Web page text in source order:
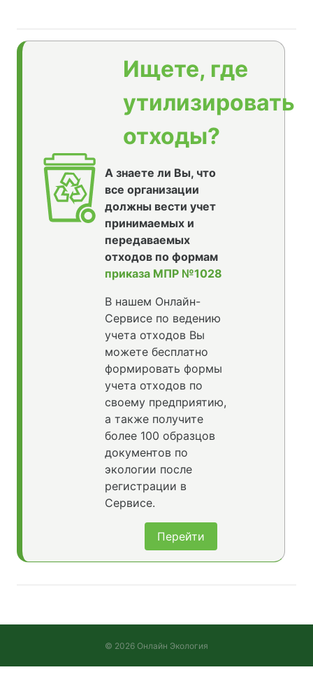
Ищете, где
утилизировать
отходы?
А знаете ли Вы, что
все организации
должны вести учет
принимаемых и
передаваемых
отходов по формам
приказа МПР №1028
В нашем Онлайн-
Сервисе по ведению
учета отходов Вы
можете бесплатно
формировать формы
учета отходов по
своему предприятию,
а также получите
более 100 образцов
документов по
экологии после
регистрации в
Сервисе.
Перейти
© 2026 Онлайн Экология